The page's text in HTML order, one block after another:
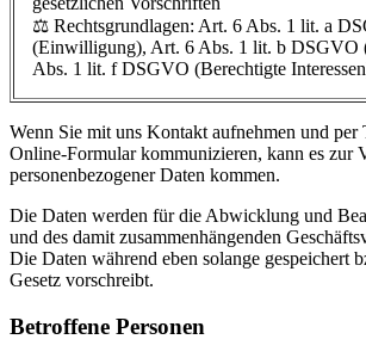
⚖️ Rechtsgrundlagen: Art. 6 Abs. 1 lit. a
(Einwilligung), Art. 6 Abs. 1 lit. b DSGVO
Abs. 1 lit. f DSGVO (Berechtigte
Wenn Sie mit uns Kontakt aufnehmen und
Online-Formular kommunizieren, kann es zur
personenbezogener Daten kommen.
Die Daten werden für die Abwicklung und
und des damit zusammenhängenden
Die Daten während eben solange gespeichert
Gesetz vorschreibt.
Betroffene Personen